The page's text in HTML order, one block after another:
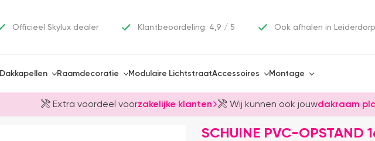
Officieel Skylux dealer Klantbeoordeling: 4,9 / 5 Ook afhalen in Leiderdorp
Dakkapellen Raamdecoratie Modulaire LichtstraatAccessoires Montage
Extra voordeel voorzakelijke klanten Wij kunnen ook jouwdakraam
SCHUINE PVC-OPSTAND